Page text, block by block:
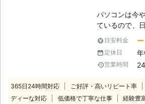
パソコンは今
ているので、
です。しかし
ではありませ
なトラブルが
す。 そんなパソコントラブルの一例
起動しなくな
ンで動かない
目安料金 ー
定休日
営業時間
365日24時間対応 ご好評・高いリピート率
ディーな対応
低価格で丁寧な仕事 経験豊